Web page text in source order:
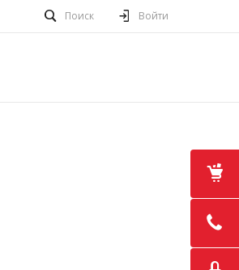
Поиск Войти